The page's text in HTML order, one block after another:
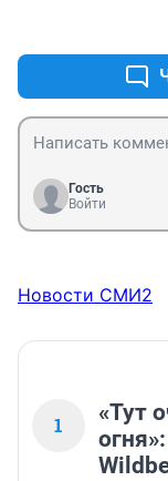
Гость
Войти
Новости СМИ2
1
«Тут